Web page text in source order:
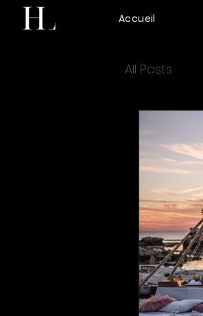
Accueil
All Posts